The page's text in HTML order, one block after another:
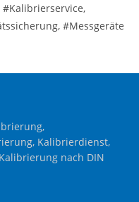
#Messgeräte
Kalibrierdienst,
nach DIN